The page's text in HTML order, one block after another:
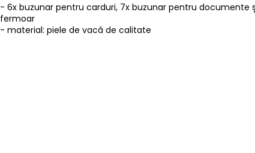
- 6x buzunar pentru carduri, 7x buzunar pentru
fermoar
- material: piele de vacă de calitate